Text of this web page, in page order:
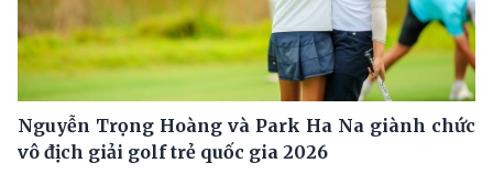
Nguyễn Trọng Hoàng và Park Ha Na giành chức
vô địch giải golf trẻ quốc gia 2026